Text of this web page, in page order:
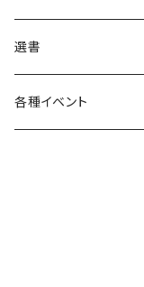
その他
ウェア
選書
各種イベント